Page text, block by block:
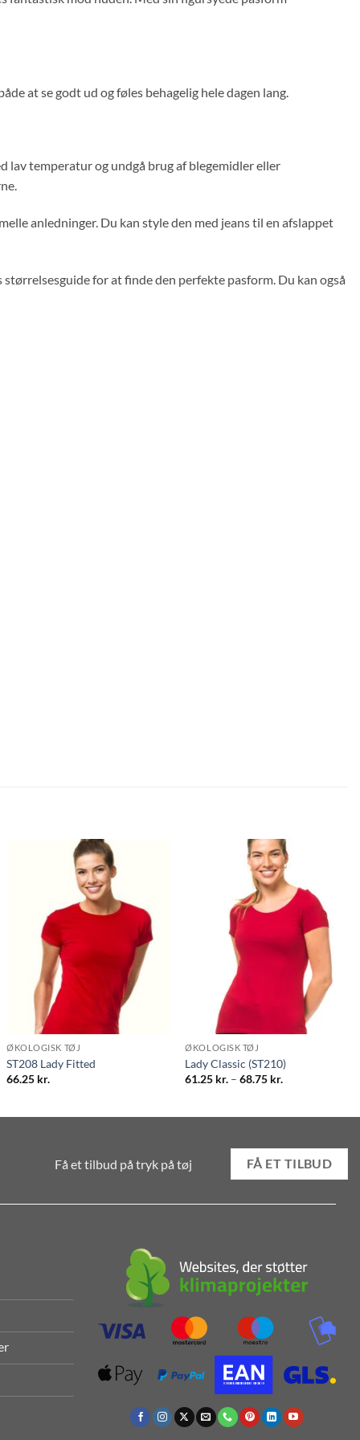
at se godt ud og føles behagelig hele dagen lang.
lav temperatur og undgå brug af blegemidler eller
anledninger. Du kan style den med jeans til en afslappet
for at finde den perfekte pasform. Du kan også
ØKOLOGISK TØJ
ST208 Lady Fitted
66.25 kr.
ØKOLOGISK TØJ
Lady Classic (ST210)
61.25 kr. – 68.75 kr.
Få et tilbud på tryk på tøj FÅ ET TILBUD